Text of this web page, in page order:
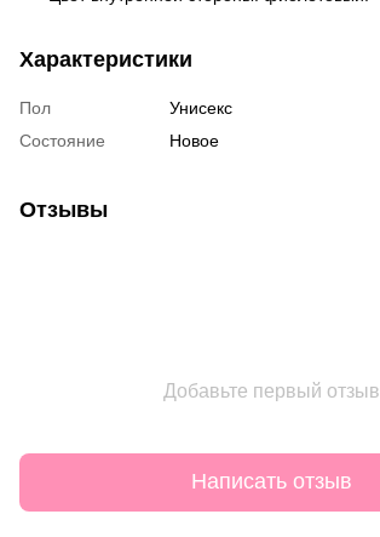
Характеристики
Пол
Унисекс
Состояние
Новое
Отзывы
Добавьте первый отзыв
Написать отзыв